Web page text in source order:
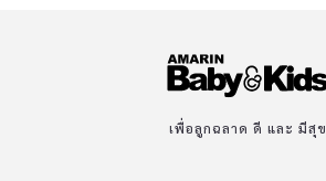
เพื่อลูกฉลาด ดี และ มีสุข